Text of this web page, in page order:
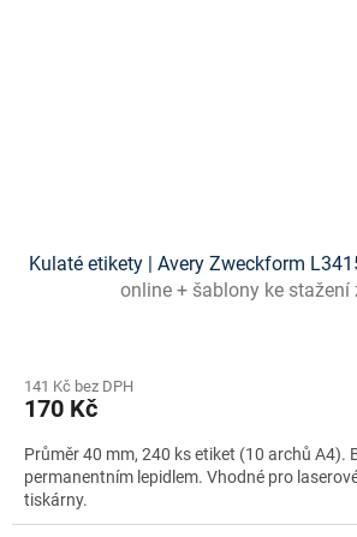
Kulaté etikety | Avery Zweckform
online + šablony ke stažení
141 Kč bez DPH
170 Kč
Průměr 40 mm, 240 ks etiket (10 archů A4).
permanentním lepidlem. Vhodné pro
tiskárny.